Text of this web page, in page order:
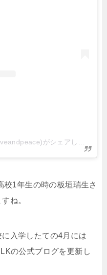
1年生の時の板垣瑞生さ
ね。
入学したての4月には
の公式ブログを更新し